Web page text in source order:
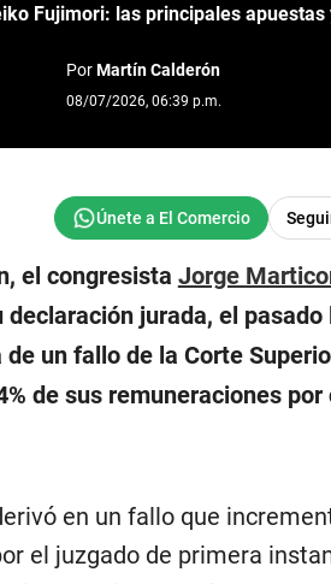
Fujimori: las principales
PorMartín Calderón
08/07/2026, 06:39 p.m.
el congresista Jorge
declaración jurada, el pasado
un fallo de la Corte
de sus remuneraciones
en un fallo que
el juzgado de primera